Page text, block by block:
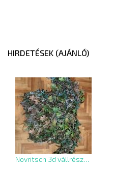
HIRDETÉSEK (AJÁNLÓ)
Novritsch 3d vállrész…